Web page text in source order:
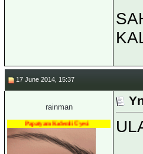
17 June 2014, 15:37
rainman
Papatyam Kıdemli Üyesi